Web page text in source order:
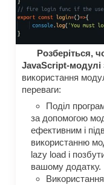
Розберіться,
JavaScript-модулі
використання
переваги:
Поділ
за допомогою
ефективним і
використанню
lazy load і
вашому додатку.